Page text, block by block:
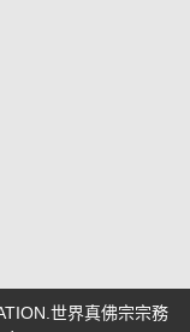
世界真佛宗宗務